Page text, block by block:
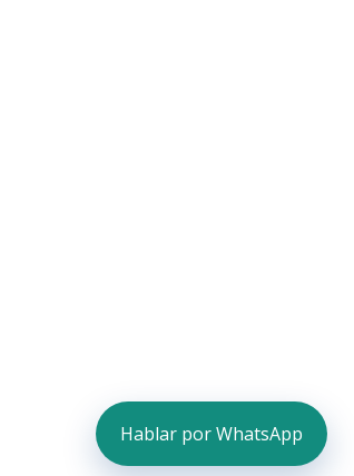
Hablar por WhatsApp